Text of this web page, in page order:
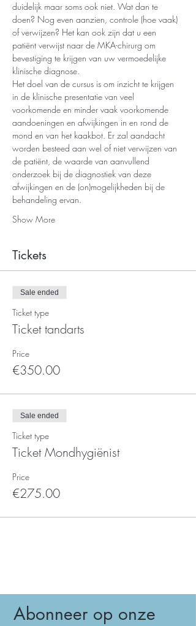
duidelijk maar soms ook niet. Wat dan te
doen? Nog even aanzien, controle (hoe vaak)
of verwijzen? Het kan ook zijn dat u een
patiënt verwijst naar de MKA-chirurg om
bevestiging te krijgen van uw vermoedelijke
klinische diagnose.
Het doel van de cursus is om inzicht te krijgen
in de klinische presentatie van veel
voorkomende en minder vaak voorkomende
aandoeningen en afwijkingen in en rond de
mond en van het kaakbot. Er zal aandacht
worden besteed aan wel of niet verwijzen van
de patiënt, de waarde van aanvullend
onderzoek bij de diagnostiek van deze
afwijkingen en de (on)mogelijkheden bij de
behandeling ervan.
Show More
Tickets
Sale ended
Ticket type
Ticket tandarts
Price
€350.00
Sale ended
Ticket type
Ticket Mondhygiënist
Price
€275.00
Abonneer op onze